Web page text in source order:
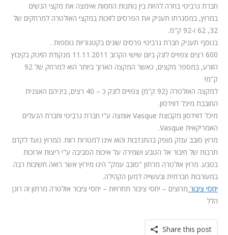
חברת גרביטי בחרה להיות בין נותנות החסות ואימצה את מקצי הנשים
במרוץ, במסגרתו תעניק את הפרסים לזוכות במקצי האולטרה למרחקים של
32, 62 ו-92 ק"מ.
בנוסף תעניק חברת גרביטי פרסים שונים בקטגוריות נוספות .
600 רצים צפויים לזנק ביום שישי הקרוב 11.11.2011 מנקודת הזינוק בקיבוץ
הזורע, במספר מקצים, כאשר המקצה הארוך ביותר הוא למרחק של 92
ק"מ!
למקצה האולטרה (92 ק"מ) צפויים לזנק כ – 40 רצים, ביניהם האצנית
החובבת מיכל דווידסון.
מיכל דווידסון מקבוצת Vasque אומצה ע"י חברת גרביטי וחברת הנעלים
האמריקאית Vasque
.
מרוץ סובב עמק מופק בהתנדבות והוא אינו למטרות רווח. המרוץ נועד לקדם
תרבות של חיבור אל הטבע ושמירה על איכות הסביבה ע"י ריצות ארוכות
בטבע. מרוץ אולטרה מרתון "סובב עמק" הינו מירוץ אשר רואה חשיבות רבה
במעורבות חברתית ובעשייה למען הקהילה.
יחסי ציבור מרוצים – יחסי ציבור תחרויות – יחסי ציבור אולטרה מרתון זה רונן
הלל
Share this post